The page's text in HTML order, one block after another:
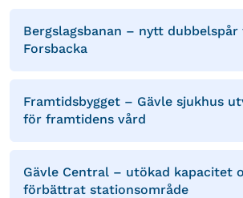
Bergslagsbanan – nytt
Forsbacka
Framtidsbygget – Gävle sjukhus
för framtidens vård
Gävle Central – utökad kapacitet
förbättrat stationsområde